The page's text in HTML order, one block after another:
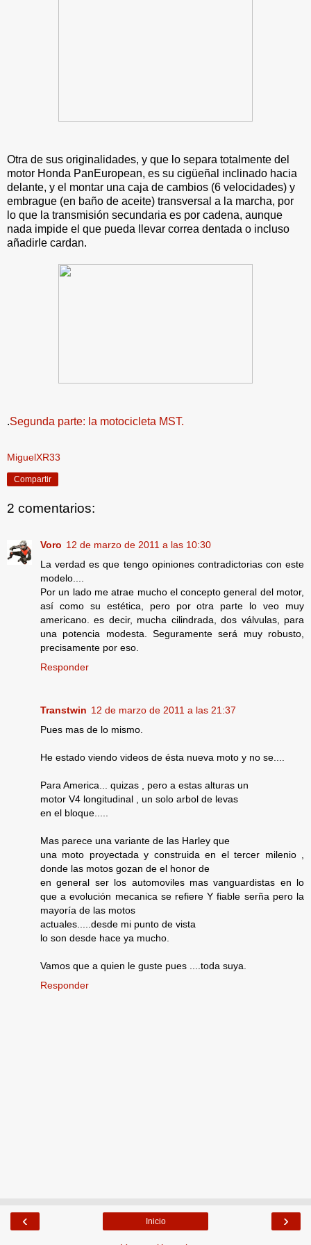
Otra de sus originalidades, y que lo separa totalmente del
motor Honda PanEuropean, es su cigüeñal inclinado hacia
delante, y el montar una caja de cambios (6 velocidades) y
embrague (en baño de aceite) transversal a la marcha, por
lo que la transmisión secundaria es por cadena, aunque
nada impide el que pueda llevar correa dentada o incluso
añadirle cardan.
.Segunda parte: la motocicleta MST.
MiguelXR33
Compartir
2 comentarios:
Voro 12 de marzo de 2011 a las 10:30
La verdad es que tengo opiniones contradictorias con este
modelo....
Por un lado me atrae mucho el concepto general del motor,
así como su estética, pero por otra parte lo veo muy
americano. es decir, mucha cilindrada, dos válvulas, para
una potencia modesta. Seguramente será muy robusto,
precisamente por eso.
Responder
Transtwin 12 de marzo de 2011 a las 21:37
Pues mas de lo mismo.
He estado viendo videos de ésta nueva moto y no se....
Para America... quizas , pero a estas alturas un
motor V4 longitudinal , un solo arbol de levas
en el bloque.....
Mas parece una variante de las Harley que
una moto proyectada y construida en el tercer milenio ,
donde las motos gozan de el honor de
en general ser los automoviles mas vanguardistas en lo
que a evolución mecanica se refiere Y fiable serña pero la
mayoría de las motos
actuales.....desde mi punto de vista
lo son desde hace ya mucho.
Vamos que a quien le guste pues ....toda suya.
Responder
‹ ›
Inicio